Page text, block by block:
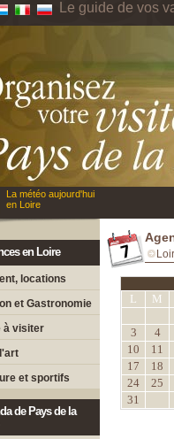
Le guide de vos
La météo aujourd'hui
en Loire
en Loire
locations
et Gastronomie
à visiter
et sportifs
de Pays de la
L M
3
4
10
11
17
18
24
25
31